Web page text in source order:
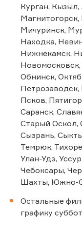
Курган,
Мичуринск,
Находка,
Нижнекамск,
Обнинск,
Псков,
Саранск,
Старый Оскол,
Сызрань,
Темрюк,
Улан-Удэ,
Чебоксары,
Шахты, Южно-
Остальные
графику